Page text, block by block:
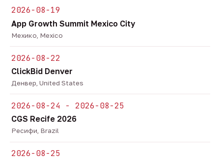
2026-08-19
App Growth Summit Mexico City
Мехико, Mexico
2026-08-22
ClickBid Denver
Денвер, United States
2026-08-24 - 2026-08-25
CGS Recife 2026
Ресифи, Brazil
2026-08-25